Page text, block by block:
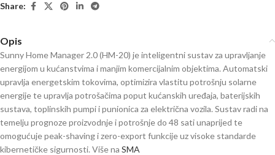
Share:
Opis
Sunny Home Manager 2.0 (HM-20) je inteligentni sustav za upravljanje
energijom u kućanstvima i manjim komercijalnim objektima. Automatski
upravlja energetskim tokovima, optimizira vlastitu potrošnju solarne
energije te upravlja potrošačima poput kućanskih uređaja, baterijskih
sustava, toplinskih pumpi i punionica za električna vozila. Sustav radi na
temelju prognoze proizvodnje i potrošnje do 48 sati unaprijed te
omogućuje peak-shaving i zero-export funkcije uz visoke standarde
kibernetičke sigurnosti. Više na SMA